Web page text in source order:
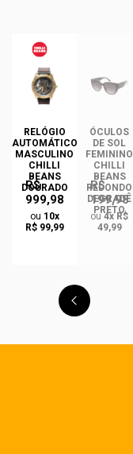
RELÓGIO
AUTOMÁTICO
MASCULINO
CHILLI
BEANS
DOURADO
R$
999,98
ou 10x
R$ 99,99
ÓCULOS
DE SOL
FEMININO
CHILLI
BEANS
REDONDO
DEGRADÊ
PRETO
R$
199,98
ou4x R$
49,99